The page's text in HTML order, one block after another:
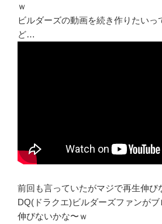
ｗ
ビルダーズの動画を続き作りたいっ
ど…
前回も言っていたがマジで再生伸び
DQ(ドラクエ)ビルダーズファンが
伸びないかな〜ｗ